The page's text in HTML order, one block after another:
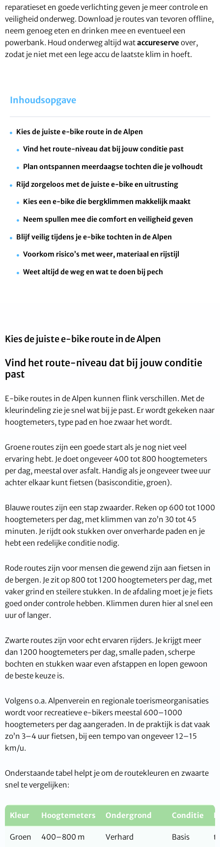
reparatieset en goede verlichting geven je meer controle en
veiligheid onderweg. Download je routes van tevoren offline,
neem genoeg eten en drinken mee en eventueel een
powerbank. Houd onderweg altijd wataccureserve over,
zodat je niet met een lege accu de laatste klim in hoeft.
Inhoudsopgave
Kies de juiste e-bike route in de Alpen
Vind het route-niveau dat bij jouw conditie past
Plan ontspannen meerdaagse tochten die je volhoudt
Rijd zorgeloos met de juiste e-bike en uitrusting
Kies een e-bike die bergklimmen makkelijk maakt
Neem spullen mee die comfort en veiligheid geven
Blijf veilig tijdens je e-bike tochten in de Alpen
Voorkom risico’s met weer, materiaal en rijstijl
Weet altijd de weg en wat te doen bij pech
Kies de juiste e-bike route in de Alpen
Vind het route-niveau dat bij jouw conditie
past
E-bike routes in de Alpen kunnen flink verschillen. Met de
kleurindeling zie je snel wat bij je past. Er wordt gekeken naar
hoogtemeters, type pad en hoe zwaar het wordt.
Groene routes zijn een goede start als je nog niet veel
ervaring hebt. Je doet ongeveer 400 tot 800 hoogtemeters
per dag, meestal over asfalt. Handig als je ongeveer twee uur
achter elkaar kunt fietsen (basisconditie, groen).
Blauwe routes zijn een stap zwaarder. Reken op 600 tot 1000
hoogtemeters per dag, met klimmen van zo’n 30 tot 45
minuten. Je rijdt ook stukken over onverharde paden en je
hebt een redelijke conditie nodig.
Rode routes zijn voor mensen die gewend zijn aan fietsen in
de bergen. Je zit op 800 tot 1200 hoogtemeters per dag, met
vaker grind en steilere stukken. In de afdaling moet je je fiets
goed onder controle hebben. Klimmen duren hier al snel een
uur of langer.
Zwarte routes zijn voor echt ervaren rijders. Je krijgt meer
dan 1200 hoogtemeters per dag, smalle paden, scherpe
bochten en stukken waar even afstappen en lopen gewoon
de beste keuze is.
Volgens o.a. Alpenverein en regionale toerismeorganisaties
wordt voor recreatieve e-bikers meestal 600–1000
hoogtemeters per dag aangeraden. In de praktijk is dat vaak
zo’n 3–4 uur fietsen, bij een tempo van ongeveer 12–15
km/u.
Onderstaande tabel helpt je om de routekleuren en zwaarte
snel te vergelijken:
Kleur Hoogtemeters Ondergrond Conditie
Groen 400–800 m Verhard Basis